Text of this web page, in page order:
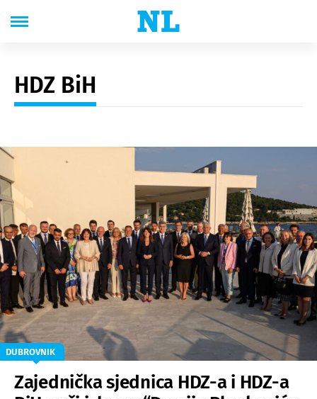
HDZ BiH
DUBROVNIK
Zajednička sjednica HDZ-a i HDZ-a